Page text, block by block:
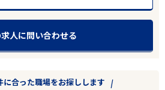
人に問い合わせる
に合った職場をお探しします